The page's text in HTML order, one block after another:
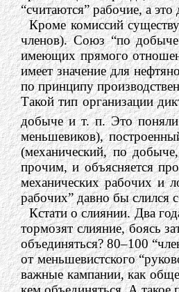
“считаются” рабочие, а это
Кроме комиссий
членов). Союз “по
имеющих прямого
имеет значение для
по принципу
Такой тип организации
добыче и т. п. Это
меньшевиков),
(механический, по
прочим, и объясняется
механических рабочих и
рабочих” давно бы
Кстати о слиянии. Два
тормозят слияние, боясь
объединяться? 80–100
от меньшевистского
важные кампании, как